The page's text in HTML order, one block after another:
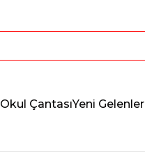
Okul ÇantasıYeni Gelenler